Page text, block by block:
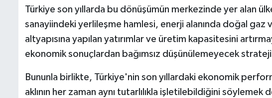
Türkiye son yıllarda bu dönüşümün merkezinde yer alan
sanayiindeki yerlileşme hamlesi, enerji alanında doğal
altyapısına yapılan yatırımlar ve üretim kapasitesini
ekonomik sonuçlardan bağımsız düşünülemeyecek
Bununla birlikte, Türkiye'nin son yıllardaki ekonomik
aklının her zaman aynı tutarlılıkla işletilebildiğini